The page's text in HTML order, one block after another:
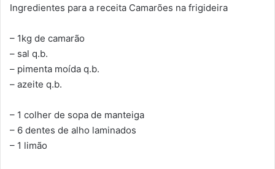
Ingredientes para a receita Camarões na frigideira
– 1kg de camarão
– sal q.b.
– pimenta moída q.b.
– azeite q.b.
– 1 colher de sopa de manteiga
– 6 dentes de alho laminados
– 1 limão